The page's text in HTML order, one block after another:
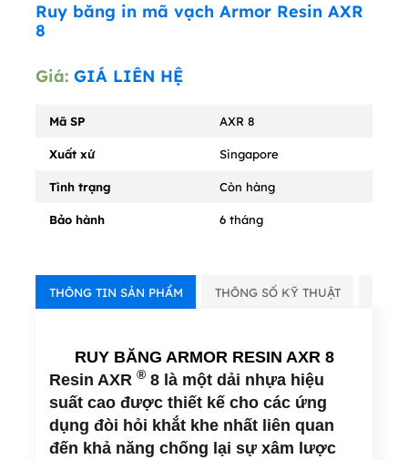
Ruy băng in mã vạch Armor Resin AXR
8
Giá: GIÁ LIÊN HỆ
Mã SP AXR 8
Xuất xứ Singapore
Tình trạng Còn hàng
Bảo hành 6 tháng
THÔNG TIN SẢN PHẨM THÔNG SỐ KỸ THUẬT
RUY BĂNG ARMOR RESIN AXR 8
Resin AXR ®8là một dải nhựa hiệu
suất cao được thiết kế cho các ứng
dụng đòi hỏi khắt khe nhất liên quan
đến khả năng chống lại sự xâm lược